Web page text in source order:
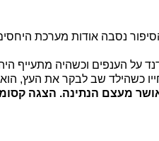
נסבה אודות מערכת
על הענפים וכשהיה מתעייף
כשהילד שב לבקר את העץ,
מעצם הנתינה. הצגה